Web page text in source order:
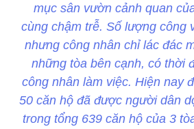
mục sân vườn cảnh quan
cùng chậm trễ. Số lượng công
nhưng công nhân chỉ lác đác
những tòa bên cạnh, có thời
công nhân làm việc. Hiện nay
50 căn hộ đã được người dân
trong tổng 639 căn hộ của 3